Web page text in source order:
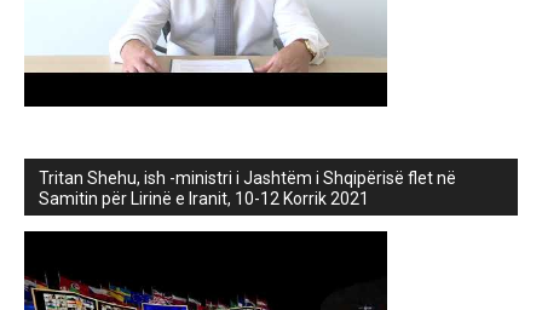
Tritan Shehu, ish -ministri i Jashtëm i Shqipërisë flet në
Samitin për Lirinë e Iranit, 10-12 Korrik 2021